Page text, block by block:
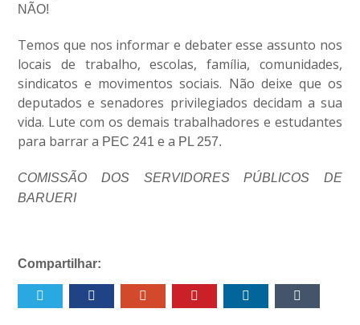
NÃO!
Temos que nos informar e debater esse assunto nos
locais de trabalho, escolas, família, comunidades,
sindicatos e movimentos sociais. Não deixe que os
deputados e senadores privilegiados decidam a sua
vida. Lute com os demais trabalhadores e estudantes
para barrar a PEC 241 e a PL 257.
COMISSÃO DOS SERVIDORES PÚBLICOS DE
BARUERI
Compartilhar: